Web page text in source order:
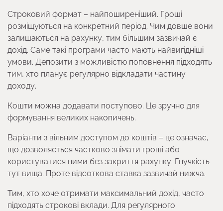
Строковий формат – найпоширеніший. Гроші
розміщуються на конкретний період. Чим довше вони
залишаються на рахунку, тим більшим зазвичай є
дохід. Саме такі програми часто мають найвигідніші
умови. Депозити з можливістю поповнення підходять
тим, хто планує регулярно відкладати частину
доходу.
Кошти можна додавати поступово. Це зручно для
формування великих накопичень.
Варіанти з вільним доступом до коштів – це означає,
що дозволяється частково знімати гроші або
користуватися ними без закриття рахунку. Гнучкість
тут вища. Проте відсоткова ставка зазвичай нижча.
Тим, хто хоче отримати максимальний дохід, часто
підходять строкові вклади. Для регулярного